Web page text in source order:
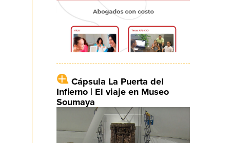
Cápsula La Puerta del
Infierno | El viaje en Museo
Soumaya